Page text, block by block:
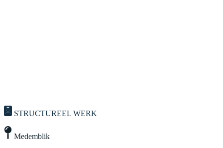
STRUCTUREEL WERK
Medemblik